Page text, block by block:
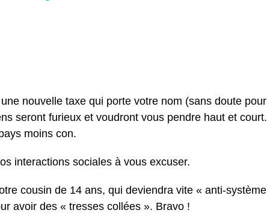
nouvelle taxe qui porte votre nom (sans doute pour
seront furieux et voudront vous pendre haut et court.
moins con.
interactions sociales à vous excuser.
cousin de 14 ans, qui deviendra vite « anti-système
avoir des « tresses collées ». Bravo !